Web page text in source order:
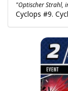
"Optischer Strahl,
Cyclops #9.